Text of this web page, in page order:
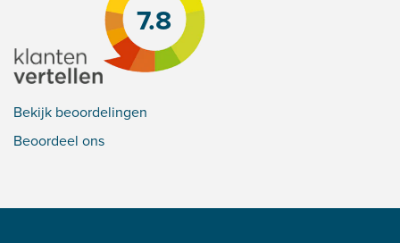
7.8
Bekijk beoordelingen
Beoordeel ons